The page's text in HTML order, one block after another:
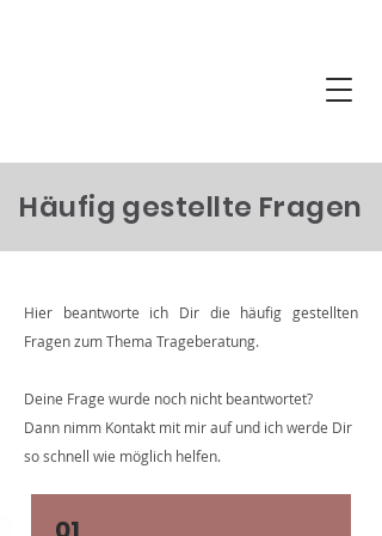
Häufig gestellte Fragen
Hier beantworte ich Dir die häufig gestellten
Fragen zum Thema Trageberatung.
Deine Frage wurde noch nicht beantwortet?
Dann nimm Kontakt mit mir auf und ich werde Dir
so schnell wie möglich helfen.